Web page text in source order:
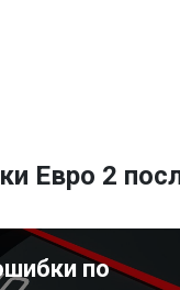
Евро 2
по